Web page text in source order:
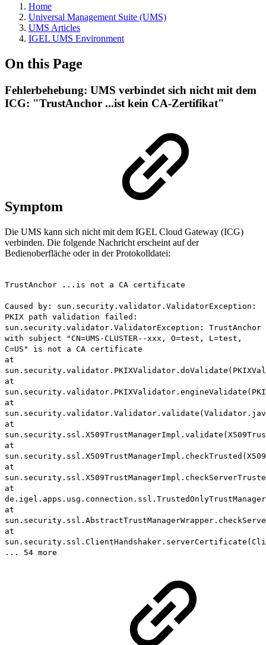
Home
Universal Management Suite (UMS)
UMS Articles
IGEL UMS Environment
On this Page
Fehlerbehebung: UMS verbindet sich nicht mit dem
ICG: "TrustAnchor ...ist kein CA-Zertifikat"
Symptom
Die UMS kann sich nicht mit dem IGEL Cloud Gateway (ICG)
verbinden. Die folgende Nachricht erscheint auf der
Bedienoberfläche oder in der Protokolldatei:
TrustAnchor ...is not a CA certificate
Caused by: sun.security.validator.ValidatorException:
PKIX path validation failed:
sun.security.validator.ValidatorException: TrustAnchor
with subject "CN=UMS-CLUSTER--xxx, O=test, L=test,
C=US" is not a CA certificate
at
at
at
at
at
at
at
at
at
... 54 more